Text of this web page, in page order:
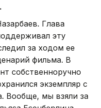
Глава
эту
за ходом ее
фильма. В
собственноручно
экземпляр с
Вообще, мы взяли за